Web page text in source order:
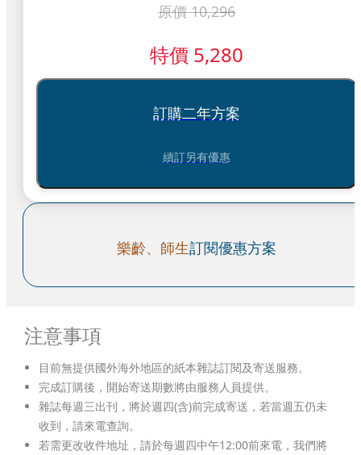
原價10,296
特價 5,280
訂購二年方案
續訂另有優惠
樂齡、師生訂閱優惠方案
注意事項
目前無提供國外海外地區的紙本雜誌訂閱及寄送服務。
完成訂購後，開始寄送期數將由服務人員提供。
雜誌每週三出刊，將於週四(含)前完成寄送，若當週五仍未
收到，請來電查詢。
若需更改收件地址，請於每週四中午12:00前來電，我們將